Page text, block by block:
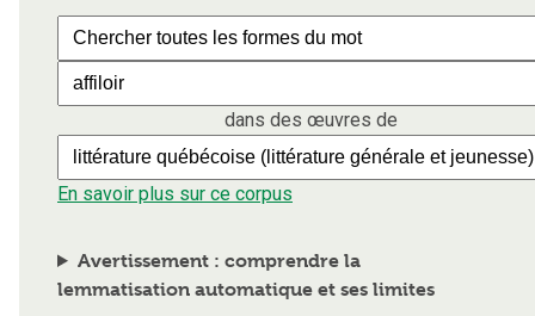
dans des œuvres de
En savoir plus sur ce corpus
Avertissement : comprendre la
lemmatisation automatique et ses limites